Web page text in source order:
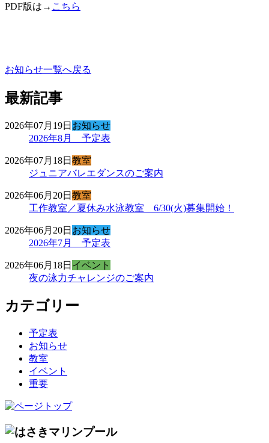
PDF版は→ こちら
お知らせ一覧へ戻る
最新記事
2026年07月19日 お知らせ
2026年8月 予定表
2026年07月18日 教室
ジュニアバレエダンスのご案内
2026年06月20日 教室
工作教室／夏休み水泳教室 6/30(火)募集開始！
2026年06月20日 お知らせ
2026年7月 予定表
2026年06月18日 イベント
夜の泳力チャレンジのご案内
カテゴリー
予定表
お知らせ
教室
イベント
重要